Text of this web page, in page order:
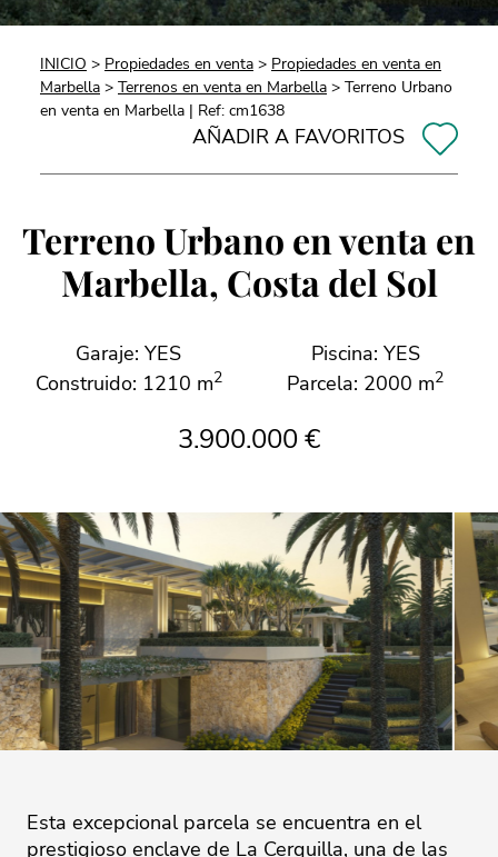
INICIO > Propiedades en venta > Propiedades en venta en
Marbella > Terrenos en venta en Marbella > Terreno Urbano
en venta en Marbella | Ref: cm1638
AÑADIR A FAVORITOS
Terreno Urbano en venta en
Marbella, Costa del Sol
Garaje: YES
Piscina: YES
Construido: 1210 m2 Parcela: 2000 m2
3.900.000 €
Esta excepcional parcela se encuentra en el
prestigioso enclave de La Cerquilla, una de las